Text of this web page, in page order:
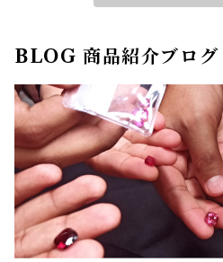
BLOG 商品紹介ブログ